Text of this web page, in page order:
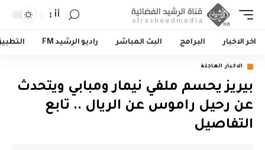
أأ
اخر الاخبار البرامج البث المباشر راديو الرشيد FM
الاخبار العاجلة
بيريز يحسم ملفي نيمار ومبابي ويتحدث
عن رحيل راموس عن الريال .. تابع
التفاصيل